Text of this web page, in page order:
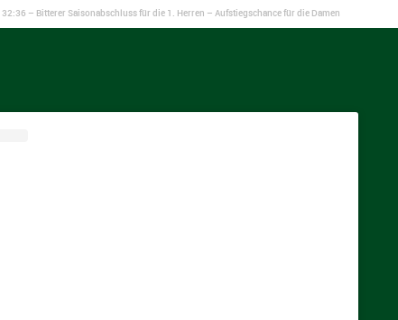
32:36 – Bitterer Saisonabschluss für die 1. Herren – Aufstiegschance für die Damen